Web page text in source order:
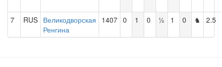
7 RUS Великодворская
Ренгина
1407 0 1 0 ½ 1 0 ♞ 2.5